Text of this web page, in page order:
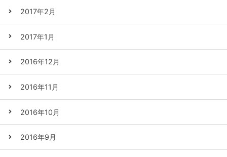
2017年2月
2017年1月
2016年12月
2016年11月
2016年10月
2016年9月